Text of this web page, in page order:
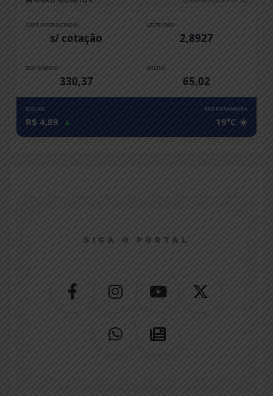
CAFÉ (PATROCÍNIO)
s/ cotação
LEITE (MG)
2,8927
BOI GORDO
330,37
MILHO
65,02
DÓLAR
R$ 4,89 ▲
RIO PARANAíBA
19°C ☀️
SIGA O PORTAL